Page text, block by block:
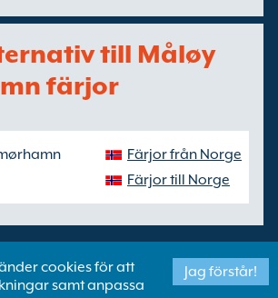
till Måløy
färjor
Färjor från Norge
Färjor till Norge
cookies för att
samt anpassa
Jag förstår!